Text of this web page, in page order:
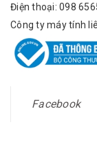
Điện thoại: 098
Công ty máy tính
Facebook